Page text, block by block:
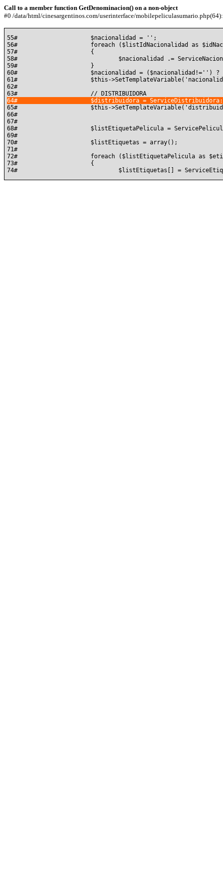
Call to a member function GetDenominacion() on a non-object
#0 /data/html/cinesargentinos.com/userinterface/
55#			$nacionalidad = '';
56#			foreach ($listIdNacionalidad as $idNacionalidad)
57#			{
58#				$nacionalidad .= ServiceNacionalidad::GetById( $idNacionalidad )->GetDenominacion() . ', ';
59#			}
60#			$nacionalidad = ($nacionalidad!='') ? substr( $nacionalidad, 0, count($nacionalidad) - 3) . '.' : '';
61#			$this->SetTemplateVariable('nacionalidad', $nacionalidad);
62#
65#			$this->SetTemplateVariable('distribuidora', $distribuidora);
66#
67#
68#			$listEtiquetaPelicula = ServicePeliculaEtiqueta::ListByIdPelicula($idPelicula);
69#
70#			$listEtiquetas = array();
71#
72#			foreach ($listEtiquetaPelicula as $etiquetaPelicula)
73#			{